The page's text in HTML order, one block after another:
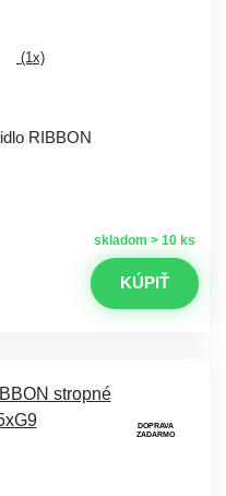
(1x)
RIBBON
skladom > 10 ks
KÚPIŤ
DOPRAVA
ZADARMO